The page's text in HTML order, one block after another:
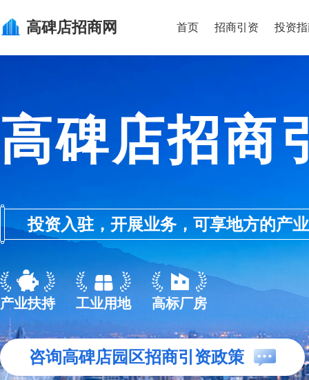
高碑店招商网 首页 招商引资 投资
高碑店招商
投资入驻，开展业务，可享地方的产
产业扶持 工业用地 高标厂房
咨询高碑店园区招商引资政策